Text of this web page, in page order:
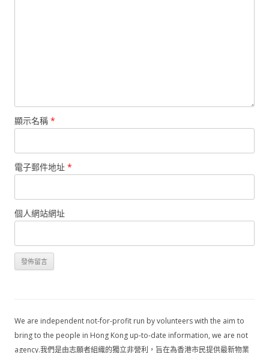
顯示名稱 *
電子郵件地址 *
個人網站網址
We are independent not-for-profit run by volunteers with the aim to
bring to the people in Hong Kong up-to-date information, we are not
agency.我們是由志願者組織的獨立非營利，旨在為香港市民提供最新物業